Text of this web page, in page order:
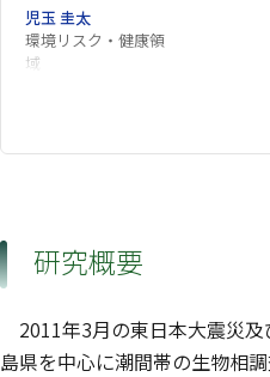
児玉 圭太
環境リスク・健康領
域
研究概要
2011年3月の東日本大震災
島県を中心に潮間帯の生物相